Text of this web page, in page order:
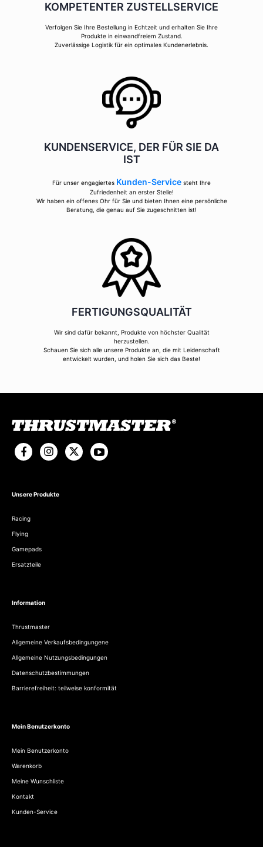
KOMPETENTER ZUSTELLSERVICE
Verfolgen Sie Ihre Bestellung in Echtzeit und erhalten Sie Ihre
Produkte in einwandfreiem Zustand.
Zuverlässige Logistik für ein optimales Kundenerlebnis.
KUNDENSERVICE, DER FÜR SIE DA
IST
Für unser engagiertes Kunden-Service steht Ihre
Zufriedenheit an erster Stelle!
Wir haben ein offenes Ohr für Sie und bieten Ihnen eine persönliche
Beratung, die genau auf Sie zugeschnitten ist!
FERTIGUNGSQUALITÄT
Wir sind dafür bekannt, Produkte von höchster Qualität
herzustellen.
Schauen Sie sich alle unsere Produkte an, die mit Leidenschaft
entwickelt wurden, und holen Sie sich das Beste!
Unsere Produkte
Racing
Flying
Gamepads
Ersatzteile
Information
Thrustmaster
Allgemeine Verkaufsbedingungene
Allgemeine Nutzungsbedingungen
Datenschutzbestimmungen
Barrierefreiheit: teilweise konformität
Mein Benutzerkonto
Mein Benutzerkonto
Warenkorb
Meine Wunschliste
Kontakt
Kunden-Service